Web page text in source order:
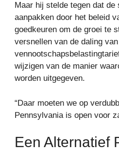
Maar hij stelde tegen dat
aanpakken door het beleid
goedkeuren om de groei te
versnellen van de daling
wijzigen van de manier
worden uitgegeven.
“Daar moeten we op
Pennsylvania is open voor
Een Alternatief